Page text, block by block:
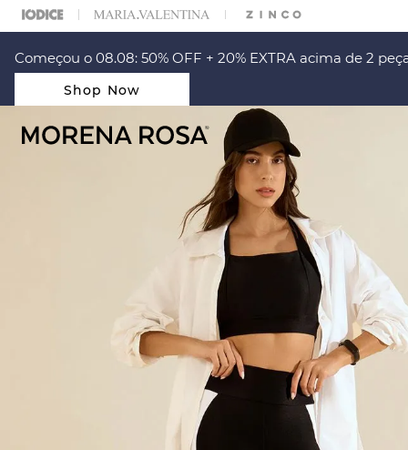
ESCOLHER SEU LOOK?FALE COM NOSSA PERSONAL SHOPPER.
Começou o 08.08: 50% OFF + 20% EXTRA acima de 2
Shop Now